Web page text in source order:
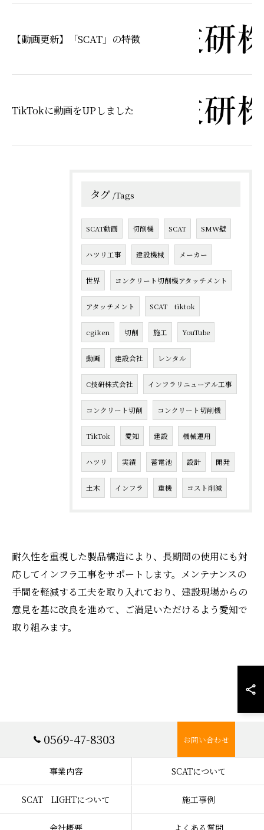
【動画更新】「SCAT」の特徴
TikTokに動画をUPしました
タグ Tags
SCAT動画 切削機 SCAT SMW壁
ハツリ工事 建設機械 メーカー
世界 コンクリート切削機アタッチメント
アタッチメント SCAT tiktok
cgiken 切削 施工 YouTube
動画 建設会社 レンタル
C技研株式会社 インフラリニューアル工事
コンクリート切削 コンクリート切削機
TikTok 愛知 建設 機械運用
ハツリ 実績 蓄電池 設計 開発
土木 インフラ 重機 コスト削減
耐久性を重視した製品構造により、長期間の使用にも対
応してインフラ工事をサポートします。メンテナンスの
手間を軽減する工夫を取り入れており、建設現場からの
意見を基に改良を進めて、ご満足いただけるよう愛知で
取り組みます。
0569-47-8303 お問い合わせ
事業内容 SCATについて
SCAT LIGHTについて 施工事例
会社概要 よくある質問